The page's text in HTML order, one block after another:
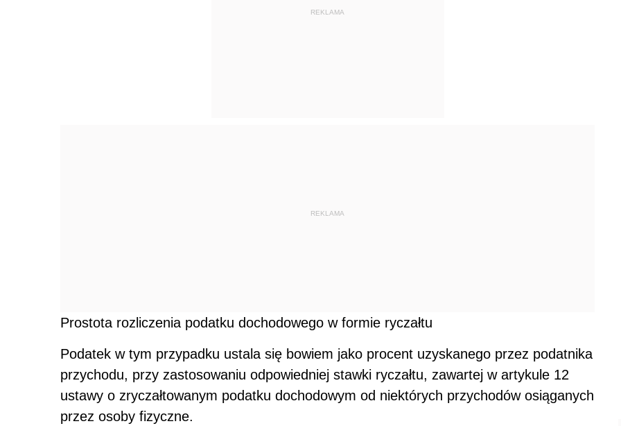
REKLAMA
REKLAMA
Prostota rozliczenia podatku dochodowego w formie ryczałtu
Podatek w tym przypadku ustala się bowiem jako procent uzyskanego przez podatnika
przychodu, przy zastosowaniu odpowiedniej stawki ryczałtu, zawartej w artykule 12
ustawy o zryczałtowanym podatku dochodowym od niektórych przychodów osiąganych
przez osoby fizyczne.